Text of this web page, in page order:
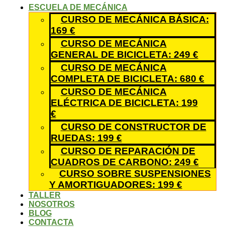
ESCUELA DE MECÁNICA
CURSO DE MECÁNICA BÁSICA:
169 €
CURSO DE MECÁNICA
GENERAL DE BICICLETA: 249 €
CURSO DE MECÁNICA
COMPLETA DE BICICLETA: 680 €
CURSO DE MECÁNICA
ELÉCTRICA DE BICICLETA: 199
€
CURSO DE CONSTRUCTOR DE
RUEDAS: 199 €
CURSO DE REPARACIÓN DE
CUADROS DE CARBONO: 249 €
CURSO SOBRE SUSPENSIONES
Y AMORTIGUADORES: 199 €
TALLER
NOSOTROS
BLOG
CONTACTA